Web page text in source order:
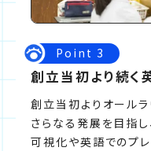
Point 3
創立当初より続く
創立当初よりオール
さらなる発展を目指
可視化や英語でのプ